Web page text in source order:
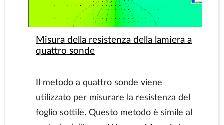
cilindrici di rame viene utilizzato per
fornire energia elettrica a due corpi
illuminanti. Dobbiamo vedere l'attuale
distribuzione nei film conduttori.
Nøgleord: test non distruttivi,
resistenza del foglio